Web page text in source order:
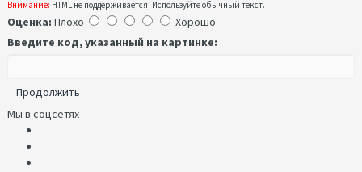
Внимание: HTML не поддерживается! Используйте обычный текст.
Оценка: Плохо
Хорошо
Введите код, указанный на картинке:
Продолжить
Мы в соцсетях